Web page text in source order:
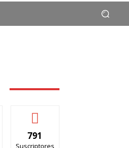
791
Suscriptores